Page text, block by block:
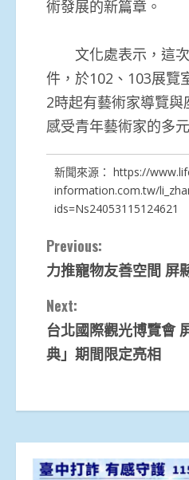
術發展的新篇章。
文化處表示，這次
件，於102、103展覽
2時起有藝術家導覽
感受青年藝術家的多
新聞來源： https://
information.com.tw/
ids=Ns24053115124621
Continue
Reading
Previous:
力推寵物友善空間 屏
Next:
台北國際觀光博覽會
典」期間限定亮相